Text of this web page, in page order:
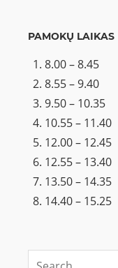
PAMOKŲ LAIKAS
8.00 – 8.45
8.55 – 9.40
9.50 – 10.35
10.55 – 11.40
12.00 – 12.45
12.55 – 13.40
13.50 – 14.35
14.40 – 15.25